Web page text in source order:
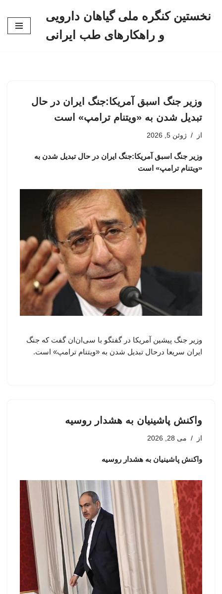
نخستین کنگره ملی گیاهان دارویی
و راهکارهای طب ایرانی
وزیر جنگ اسبق آمریکا:جنگ ایران در حال
تبدیل شدن به «ویتنام ترامپ» است
از ژوئن 5, 2026
وزیر جنگ اسبق آمریکا:جنگ ایران در حال تبدیل شدن به
«ویتنام ترامپ» است
وزیر جنگ پیشین آمریکا در گفتگو با سی‌ان‌ان گفت که جنگ
ایران سریعا درحال تبدیل شدن به «ویتنام ترامپ» است.
واکنش پاشینیان به هشدار روسیه
از می 28, 2026
واکنش پاشینیان به هشدار روسیه